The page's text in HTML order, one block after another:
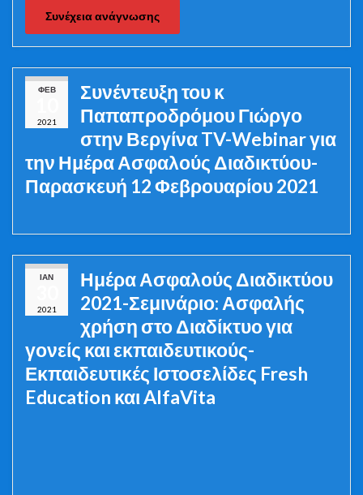
Συνέχεια ανάγνωσης
ΦΕΒ
2021
Συνέντευξη του κ
Παπαπροδρόμου Γιώργο
στην Βεργίνα TV-Webinar για
την Ημέρα Ασφαλούς Διαδικτύου-
Παρασκευή 12 Φεβρουαρίου 2021
ΙΑΝ
2021
Ημέρα Ασφαλούς Διαδικτύου
2021-Σεμινάριο: Ασφαλής
χρήση στο Διαδίκτυο για
γονείς και εκπαιδευτικούς-
Εκπαιδευτικές Ιστοσελίδες Fresh
Education και AlfaVita